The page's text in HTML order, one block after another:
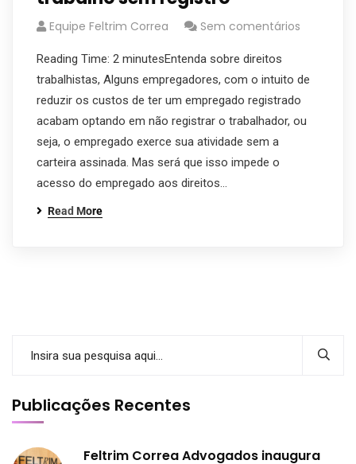
Equipe Feltrim Correa Sem comentários
Reading Time: 2 minutesEntenda sobre direitos
trabalhistas, Alguns empregadores, com o intuito de
reduzir os custos de ter um empregado registrado
acabam optando em não registrar o trabalhador, ou
seja, o empregado exerce sua atividade sem a
carteira assinada. Mas será que isso impede o
acesso do empregado aos direitos…
Read More
Publicações Recentes
Feltrim Correa Advogados inaugura